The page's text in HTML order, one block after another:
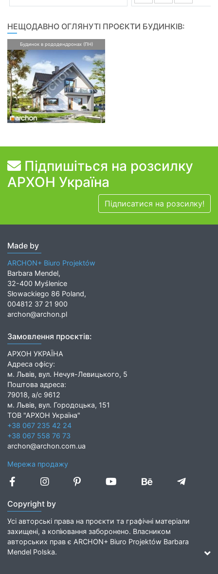
НЕЩОДАВНО ОГЛЯНУТІ ПРОЄКТИ БУДИНКІВ:
Будинок в рододендронах (ПН)
Підпишіться на розсилку
АРХОН Україна
Підписатися на розсилку!
Made by
ARCHON+ Biuro Projektów
Barbara Mendel,
32-400 Myślenice
Słowackiego 86 Poland,
004812 37 21 900
archon@archon.pl
Замовлення проєктів:
АРХОН УКРАЇНА
Адреса офісу:
м. Львів, вул. Нечуя-Левицького, 5
Поштова адреса:
79018, а/с 9612
м. Львів, вул. Городоцька, 151
ТОВ "АРХОН Україна"
+38 067 235 42 24
+38 067 558 76 73
archon@archon.com.ua
Мережа продажу
Copyright by
Усі авторські права на проєкти та графічні матеріали
захищені, а копіювання заборонено. Власником
авторських прав є ARCHON+ Biuro Projektów Barbara
Mendel Polska.